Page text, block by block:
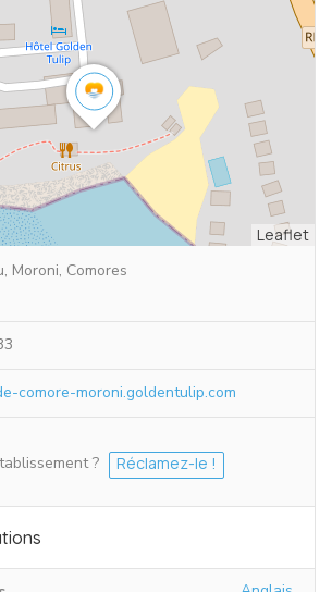
Leaflet
Moroni, Comores
comore-moroni.goldentulip.com
? Réclamez-le !